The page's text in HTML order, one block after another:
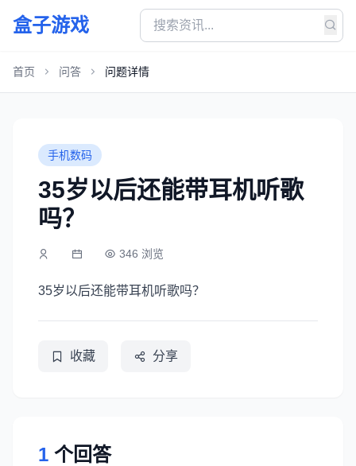
盒子游戏
首页 问答 问题详情
手机数码
35岁以后还能带耳机听歌
吗？
346 浏览
35岁以后还能带耳机听歌吗？
收藏 分享
1 个回答